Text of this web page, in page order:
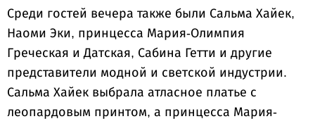
Среди гостей вечера также были Сальма Хайек,
Наоми Эки, принцесса Мария-Олимпия
Греческая и Датская, Сабина Гетти и другие
представители модной и светской индустрии.
Сальма Хайек выбрала атласное платье с
леопардовым принтом, а принцесса Мария-